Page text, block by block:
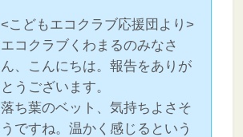
<こどもエコクラブ応援団より>
エコクラブくわまるのみなさ
ん、こんにちは。報告をありが
とうございます。
落ち葉のベット、気持ちよさそ
うですね。温かく感じるという